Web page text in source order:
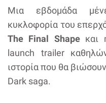
Μια εβδομάδα
κυκλοφορία του
The Final Shapeκαι
launch trailer
ιστορία που θα
Dark saga.